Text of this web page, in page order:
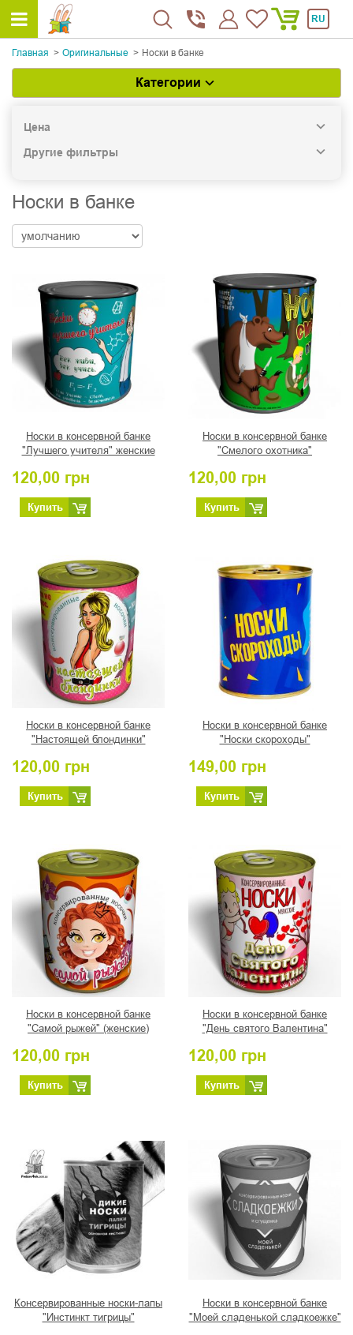
RU
Главная Оригинальные Носки в банке
Категории
Цена
Другие фильтры
Носки в банке
Носки в консервной банке
"Лучшего учителя" женские
120,00 грн
Купить
Носки в консервной банке
"Смелого охотника"
120,00 грн
Купить
Носки в консервной банке
"Настоящей блондинки"
120,00 грн
Купить
Носки в консервной банке
"Носки скороходы"
149,00 грн
Купить
Носки в консервной банке
"Самой рыжей" (женские)
120,00 грн
Купить
Носки в консервной банке
"День святого Валентина"
120,00 грн
Купить
Консервированные носки-лапы
"Инстинкт тигрицы"
Носки в консервной банке
"Моей сладенькой сладкоежке"